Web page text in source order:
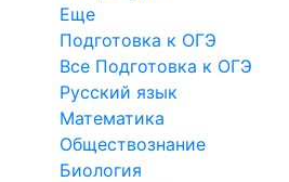
Еще
Подготовка к ОГЭ
Все Подготовка к ОГЭ
Русский язык
Математика
Обществознание
Биология